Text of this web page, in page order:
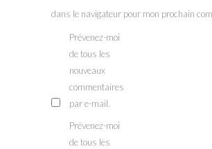
dans le navigateur pour mon prochain
Prévenez-moi
de tous les
nouveaux
commentaires
par e-mail.
Prévenez-moi
de tous les